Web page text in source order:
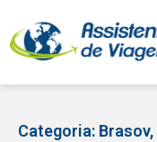
Categoria: Brasov,